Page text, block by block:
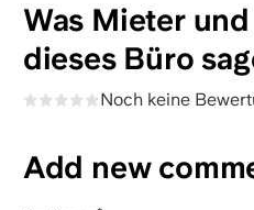
Was Mieter
dieses Büro
Noch keine
Add new